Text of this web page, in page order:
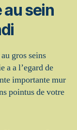
sein
gros seins
a a l’egard de
importante mur
pointus de votre